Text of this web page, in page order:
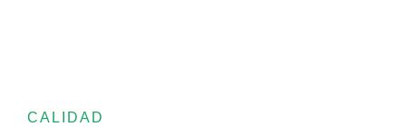
CALIDAD